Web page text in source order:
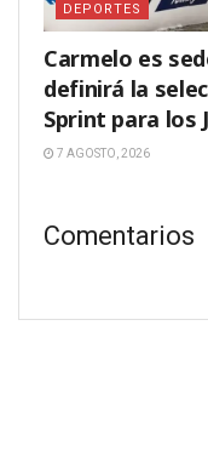
DEPORTES
Carmelo es
definirá la
Sprint para los
7 AGOSTO, 2026
Comentarios